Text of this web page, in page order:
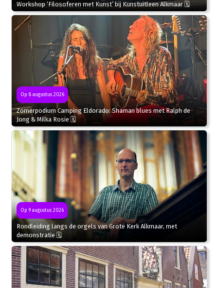
Workshop ‘Filosoferen met Kunst’ bij Kunstuitleen Alkmaar 🗓
Op 8 augustus 2026
Zomerpodium Camping Eldorado: Shaman blues met Ralph de
Jong & Milka Rosie 🗓
Op 9 augustus 2026
Rondleiding langs de orgels van Grote Kerk Alkmaar, met
demonstratie 🗓